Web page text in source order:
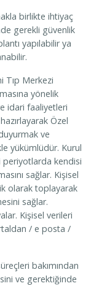
birlikte ihtiyaç
gerekli güvenlik
yapılabilir ya
Tıp Merkezi
yönelik
idari faaliyetleri
Özel
ve
yükümlüdür. Kurul
periyotlarda kendisi
sağlar. Kişisel
olarak toplayarak
sağlar.
Kişisel verileri
/ e posta /
bakımından
ve gerektiğinde